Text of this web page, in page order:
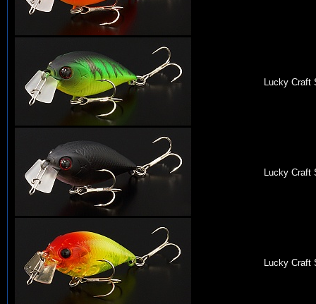
Lucky Craft
Lucky Craft
Lucky Craft